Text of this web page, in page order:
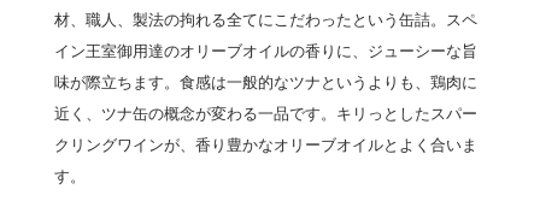
材、職人、製法の拘れる全てにこだわったという缶詰。スペ
イン王室御用達のオリーブオイルの香りに、ジューシーな旨
味が際立ちます。食感は一般的なツナというよりも、鶏肉に
近く、ツナ缶の概念が変わる一品です。キリっとしたスパー
クリングワインが、香り豊かなオリーブオイルとよく合いま
す。